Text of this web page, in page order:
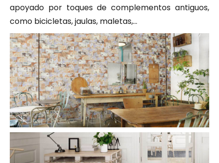
apoyado por toques de complementos antiguos,
como bicicletas, jaulas, maletas,…